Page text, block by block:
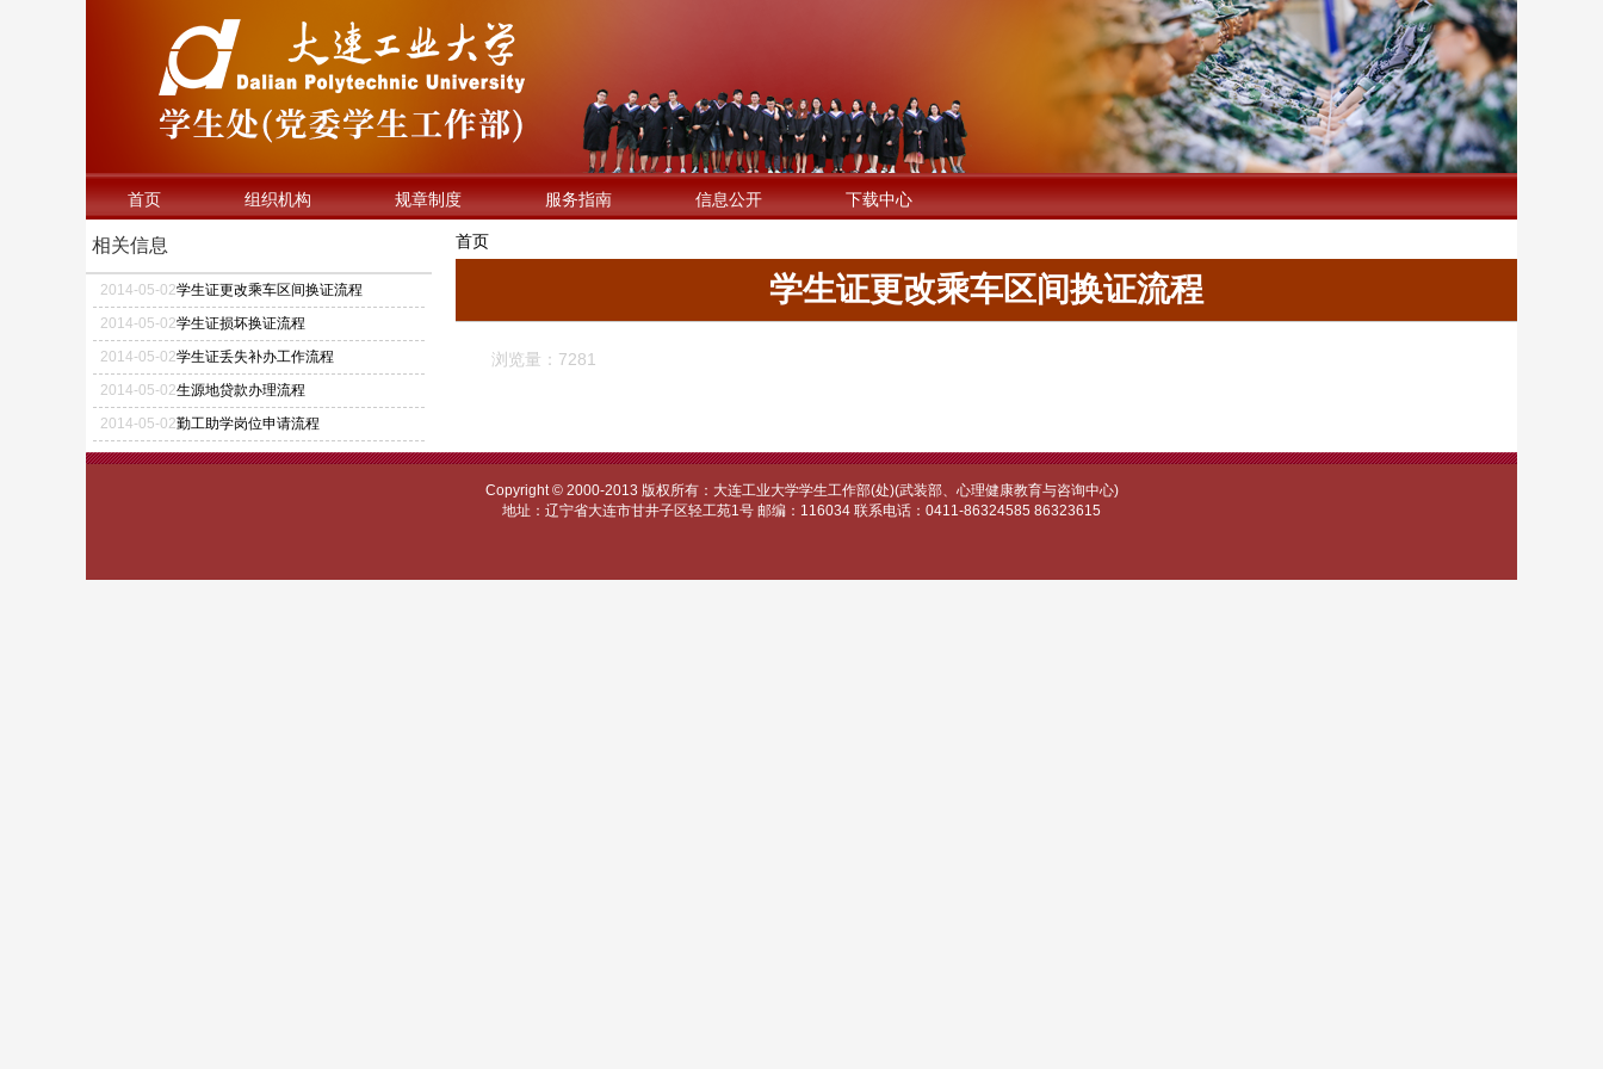
首页 组织机构 规章制度 服务指南 信息公开 下载中心
相关信息
2014-05-02学生证更改乘车区间换证流程
2014-05-02学生证损坏换证流程
2014-05-02学生证丢失补办工作流程
2014-05-02生源地贷款办理流程
2014-05-02勤工助学岗位申请流程
首页
学生证更改乘车区间换证流程
浏览量：7281
Copyright © 2000-2013 版权所有：大连工业大学学生工作部(处)(武装部、心理健康教育与咨询中心)
地址：辽宁省大连市甘井子区轻工苑1号 邮编：116034 联系电话：0411-86324585 86323615